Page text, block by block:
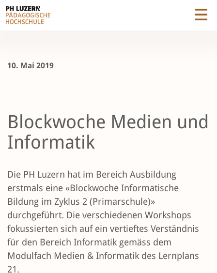
10. Mai 2019
Blockwoche Medien und
Informatik
Die PH Luzern hat im Bereich Ausbildung
erstmals eine «Blockwoche Informatische
Bildung im Zyklus 2 (Primarschule)»
durchgeführt. Die verschiedenen Workshops
fokussierten sich auf ein vertieftes Verständnis
für den Bereich Informatik gemäss dem
Modulfach Medien & Informatik des Lernplans
21.